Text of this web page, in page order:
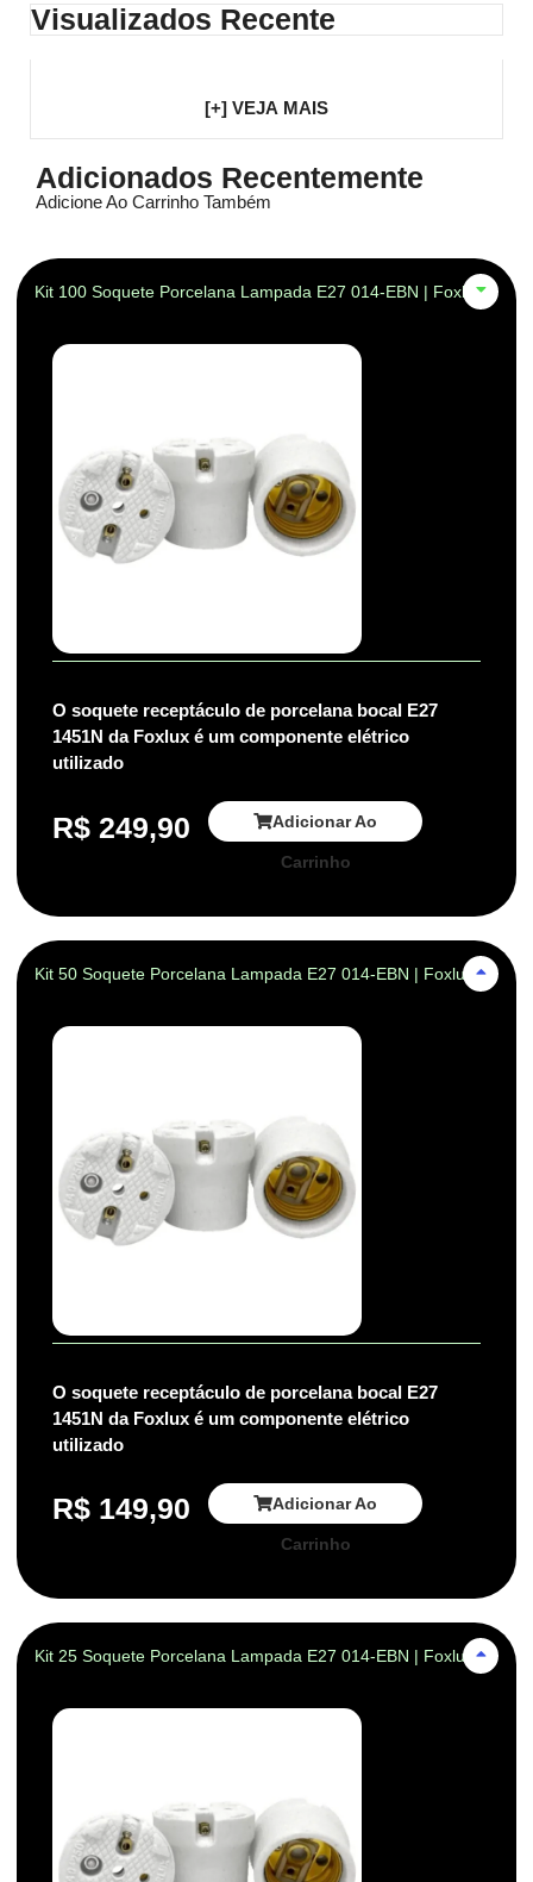
Visualizados Recente
[+] VEJA MAIS
Adicionados Recentemente
Adicione Ao Carrinho Também
Kit 100 Soquete Porcelana Lampada E27 014-EBN | Foxlux
O soquete receptáculo de porcelana bocal E27
1451N da Foxlux é um componente elétrico
utilizado
R$ 249,90 Adicionar Ao
Carrinho
Kit 50 Soquete Porcelana Lampada E27 014-EBN | Foxlux
O soquete receptáculo de porcelana bocal E27
1451N da Foxlux é um componente elétrico
utilizado
R$ 149,90 Adicionar Ao
Carrinho
Kit 25 Soquete Porcelana Lampada E27 014-EBN | Foxlux